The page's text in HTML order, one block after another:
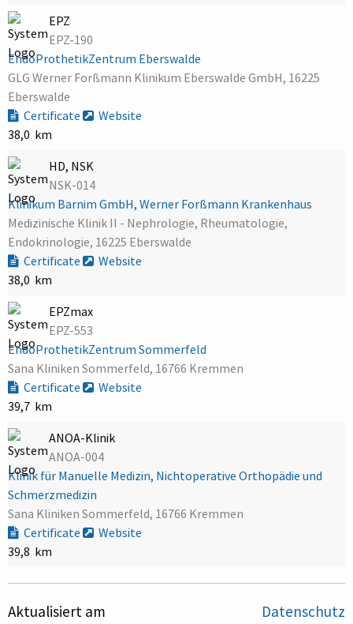
EPZ
EPZ-190
EndoProthetikZentrum Eberswalde
GLG Werner Forßmann Klinikum Eberswalde GmbH, 16225
Eberswalde
Certificate
Website
38,0 km
HD, NSK
NSK-014
Klinikum Barnim GmbH, Werner Forßmann Krankenhaus
Medizinische Klinik II - Nephrologie, Rheumatologie,
Endokrinologie, 16225 Eberswalde
Certificate
Website
38,0 km
EPZmax
EPZ-553
EndoProthetikZentrum Sommerfeld
Sana Kliniken Sommerfeld, 16766 Kremmen
Certificate
Website
39,7 km
ANOA-Klinik
ANOA-004
Klinik für Manuelle Medizin, Nichtoperative Orthopädie und
Schmerzmedizin
Sana Kliniken Sommerfeld, 16766 Kremmen
Certificate
Website
39,8 km
Aktualisiert am
Datenschutz